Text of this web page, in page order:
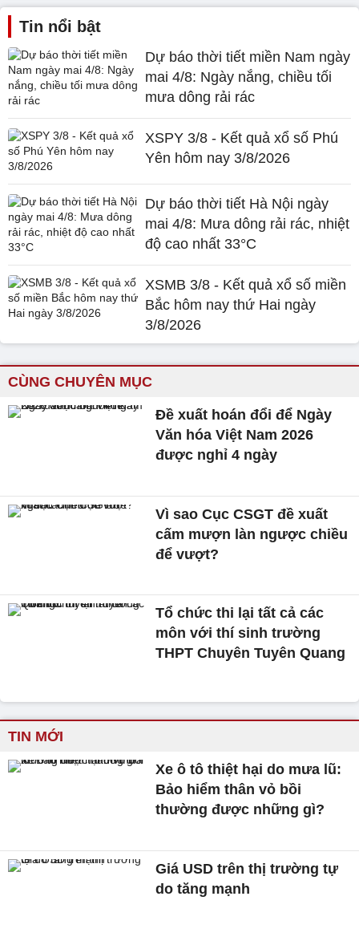
Tin nổi bật
Dự báo thời tiết miền Nam ngày
mai 4/8: Ngày nắng, chiều tối
mưa dông rải rác
XSPY 3/8 - Kết quả xổ số Phú
Yên hôm nay 3/8/2026
Dự báo thời tiết Hà Nội ngày
mai 4/8: Mưa dông rải rác, nhiệt
độ cao nhất 33°C
XSMB 3/8 - Kết quả xổ số miền
Bắc hôm nay thứ Hai ngày
3/8/2026
CÙNG CHUYÊN MỤC
Đề xuất hoán đổi để Ngày
Văn hóa Việt Nam 2026
được nghỉ 4 ngày
Vì sao Cục CSGT đề xuất
cấm mượn làn ngược chiều
để vượt?
Tổ chức thi lại tất cả các
môn với thí sinh trường
THPT Chuyên Tuyên Quang
TIN MỚI
Xe ô tô thiệt hại do mưa lũ:
Bảo hiểm thân vỏ bồi
thường được những gì?
Giá USD trên thị trường tự
do tăng mạnh